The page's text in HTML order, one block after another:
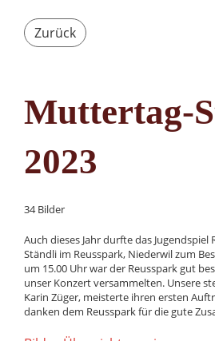
Zurück
Muttertag-
2023
34 Bilder
Auch dieses Jahr durfte das
Ständli im Reusspark, Niederwil zum
um 15.00 Uhr war der Reusspark gut
unser Konzert versammelten. Unsere
Karin Züger, meisterte ihren ersten
danken dem Reusspark für die gute